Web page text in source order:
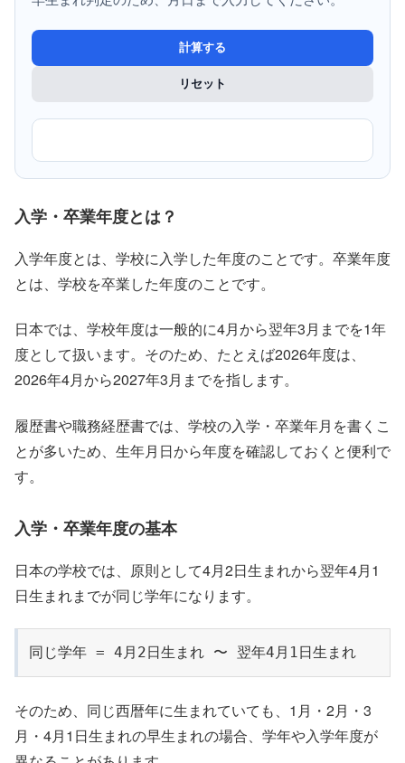
計算する
リセット
入学・卒業年度とは？
入学年度とは、学校に入学した年度のことです。卒業年度
とは、学校を卒業した年度のことです。
日本では、学校年度は一般的に4月から翌年3月までを1年
度として扱います。そのため、たとえば2026年度は、
2026年4月から2027年3月までを指します。
履歴書や職務経歴書では、学校の入学・卒業年月を書くこ
とが多いため、生年月日から年度を確認しておくと便利で
す。
入学・卒業年度の基本
日本の学校では、原則として4月2日生まれから翌年4月1
日生まれまでが同じ学年になります。
同じ学年 = 4月2日生まれ 〜 翌年4月1日生まれ
そのため、同じ西暦年に生まれていても、1月・2月・3
月・4月1日生まれの早生まれの場合、学年や入学年度が